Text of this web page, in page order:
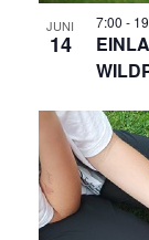
JUNI
14
7:00 -